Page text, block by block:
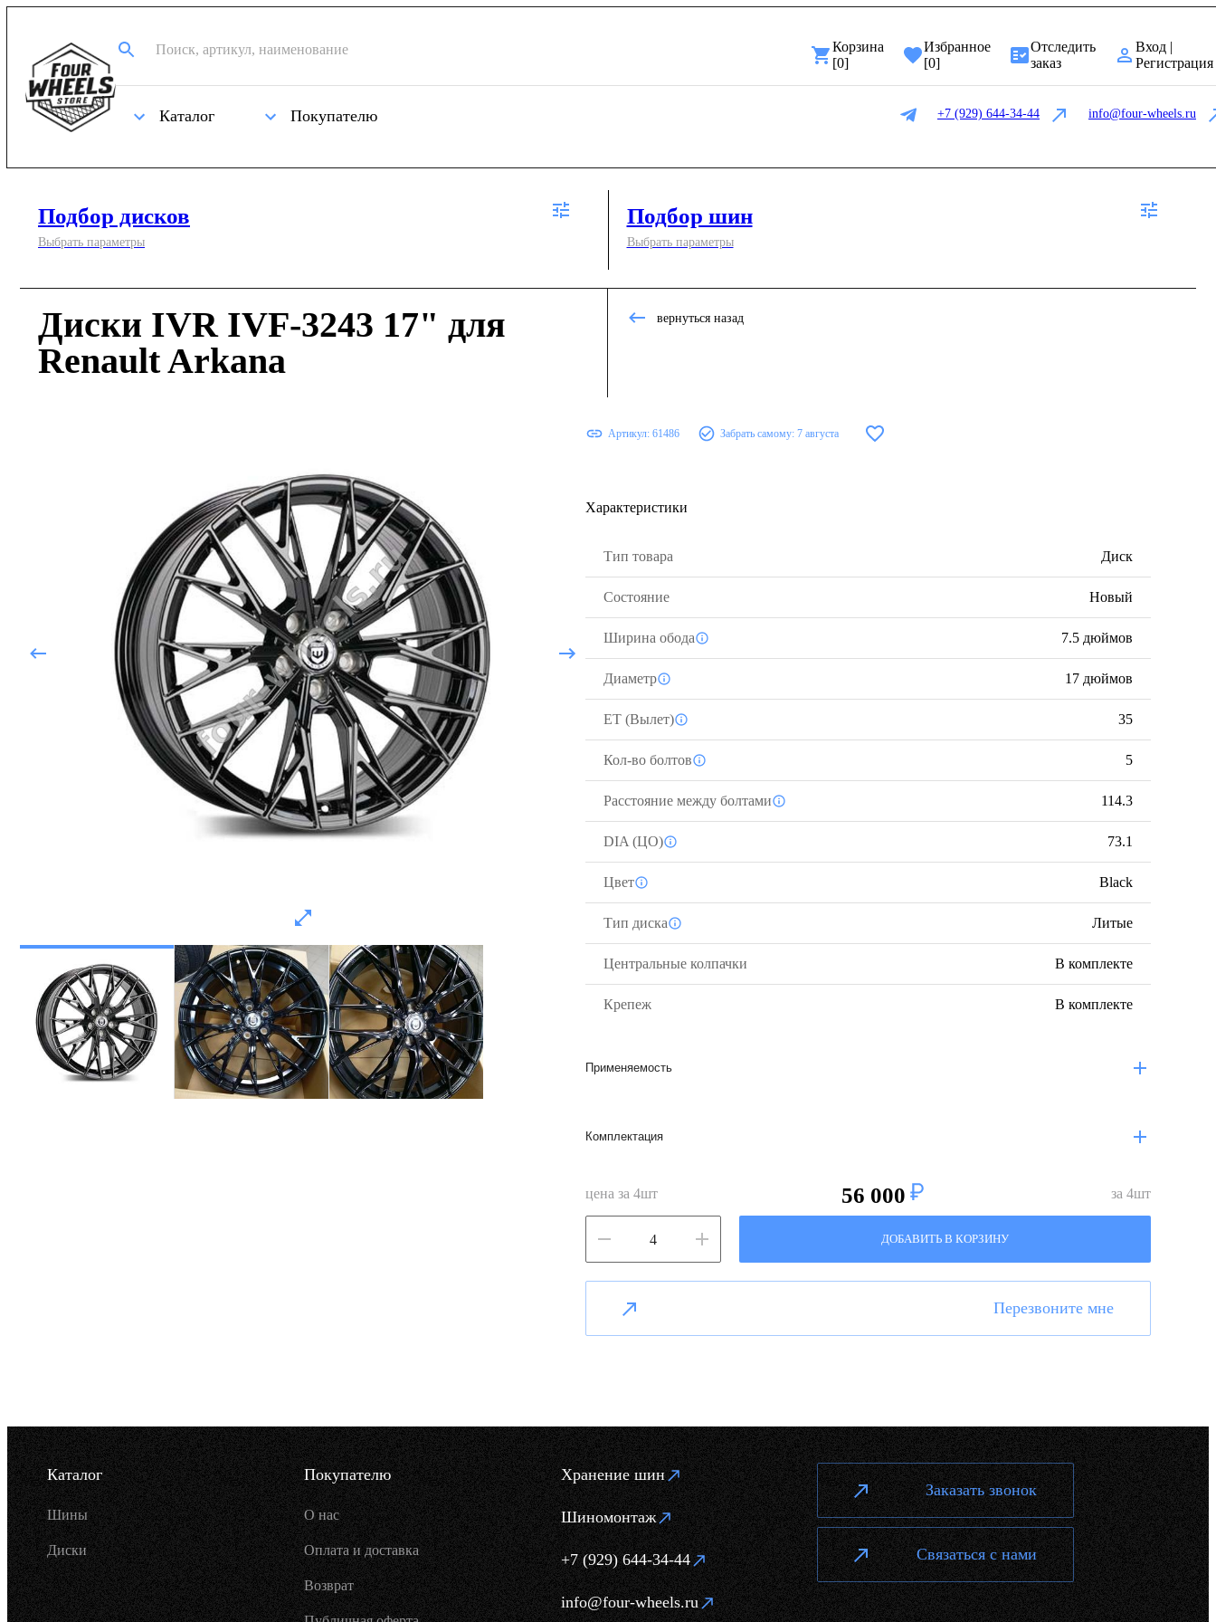
Корзина
[0]
Избранное
[0]
Отследить
заказ
Вход |
Регистрация
Каталог Покупателю +7 (929) 644-34-44 info@four-wheels.ru
Подбор дисков
Выбрать параметры
Подбор шин
Выбрать параметры
Диски IVR IVF-3243 17" для
Renault Arkana
вернуться назад
Артикул: 61486 Забрать самому: 7 августа
Характеристики
Тип товара Диск
Состояние Новый
Ширина обода 7.5 дюймов
Диаметр 17 дюймов
ЕТ (Вылет) 35
Кол-во болтов 5
Расстояние между болтами 114.3
DIA (ЦО) 73.1
Цвет Black
Тип диска Литые
Центральные колпачки В комплекте
Крепеж В комплекте
Применяемость
Комплектация
цена за 4шт 56 000 за 4шт
ДОБАВИТЬ В КОРЗИНУ
Перезвоните мне
Каталог
Шины
Диски
Покупателю
О нас
Оплата и доставка
Возврат
Хранение шин
Шиномонтаж
+7 (929) 644-34-44
info@four-wheels.ru
Заказать звонок
Связаться с нами